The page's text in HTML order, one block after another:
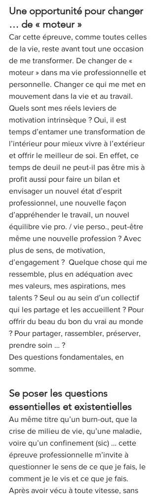
Une opportunité pour changer
… de « moteur »
Car cette épreuve, comme toutes celles
de la vie, reste avant tout une occasion
de me transformer. De changer de «
moteur » dans ma vie professionnelle et
personnelle. Changer ce qui me met en
mouvement dans la vie et au travail.
Quels sont mes réels leviers de
motivation intrinsèque ? Oui, il est
temps d’entamer une transformation de
l’intérieur pour mieux vivre à l’extérieur
et offrir le meilleur de soi. En effet, ce
temps de deuil ne peut-il pas être mis à
profit aussi pour faire un bilan et
envisager un nouvel état d’esprit
professionnel, une nouvelle façon
d’appréhender le travail, un nouvel
équilibre vie pro. / vie perso., peut-être
même une nouvelle profession ? Avec
plus de sens, de motivation,
d’engagement ?  Quelque chose qui me
ressemble, plus en adéquation avec
mes valeurs, mes aspirations, mes
talents ? Seul ou au sein d’un collectif
qui les partage et les accueillent ? Pour
offrir du beau du bon du vrai au monde
? Pour partager, rassembler, préserver,
prendre soin … ?
Des questions fondamentales, en
somme.
Se poser les questions
essentielles et existentielles
Au même titre qu’un burn-out, que la
crise de milieu de vie, qu’une maladie,
voire qu’un confinement (sic) … cette
épreuve professionnelle m’invite à
questionner le sens de ce que je fais, le
comment je le vis et ce que je fais.
Après avoir vécu à toute vitesse, sans